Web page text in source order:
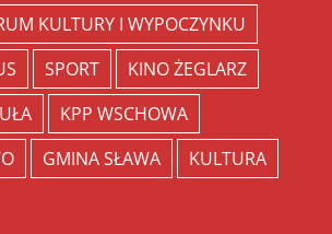
KULTURY I WYPOCZYNKU
SPORT
KINO ŻEGLARZ
KPP WSCHOWA
GMINA SŁAWA KULTURA